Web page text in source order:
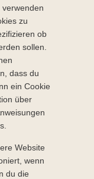
zu
ob
sollen.
dass du
ein Cookie
über
Website
wenn
du die